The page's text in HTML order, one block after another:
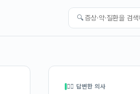
🔍
👩‍⚕️ 답변한 의사